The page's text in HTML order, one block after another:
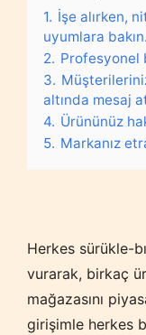
1. İşe alırken,
uyumlara bakın.
2. Profesyonel
3.
altında mesaj
4. Ürününüz
5. Markanız
Herkes sürükle-
vurarak, birkaç
mağazasını
girişimle herkes